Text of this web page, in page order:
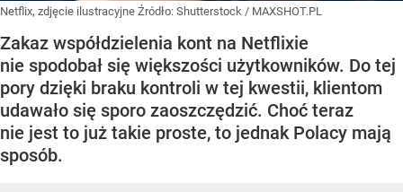
Netflix, zdjęcie ilustracyjne Źródło: Shutterstock / MAXSHOT.PL
Zakaz współdzielenia kont na Netflixie
nie spodobał się większości użytkowników. Do tej
pory dzięki braku kontroli w tej kwestii, klientom
udawało się sporo zaoszczędzić. Choć teraz
nie jest to już takie proste, to jednak Polacy mają
sposób.